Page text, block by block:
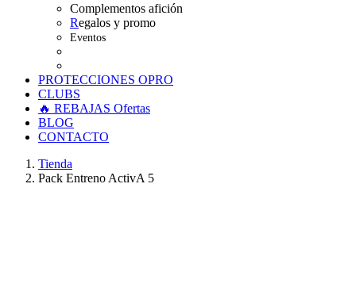
Complementos afición
Regalos y promo
Eventos
PROTECCIONES OPRO
CLUBS
🔥 REBAJAS Ofertas
BLOG
CONTACTO
Tienda
Pack Entreno ActivA 5